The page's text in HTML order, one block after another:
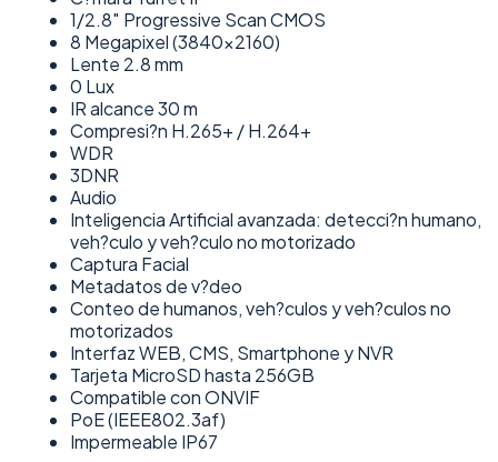
1/2.8″ Progressive Scan CMOS
8 Megapixel (3840×2160)
Lente 2.8 mm
0 Lux
IR alcance 30 m
Compresi?n H.265+ / H.264+
WDR
3DNR
Audio
Inteligencia Artificial avanzada: detecci?n humano,
veh?culo y veh?culo no motorizado
Captura Facial
Metadatos de v?deo
Conteo de humanos, veh?culos y veh?culos no
motorizados
Interfaz WEB, CMS, Smartphone y NVR
Tarjeta MicroSD hasta 256GB
Compatible con ONVIF
PoE (IEEE802.3af)
Impermeable IP67